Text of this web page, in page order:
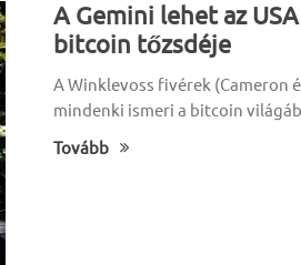
A Gemini lehet az
bitcoin tőzsdéje
A Winklevoss fivérek (Cameron
mindenki ismeri a bitcoin
Tovább